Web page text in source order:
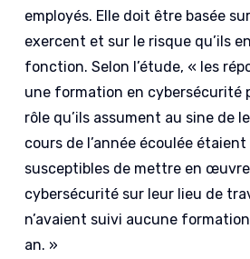
employés. Elle doit être basée
exercent et sur le risque qu’ils
fonction. Selon l’étude, « les
une formation en cybersécurité
rôle qu’ils assument au sine de
cours de l’année écoulée
susceptibles de mettre en
cybersécurité sur leur lieu de
n’avaient suivi aucune
an. »